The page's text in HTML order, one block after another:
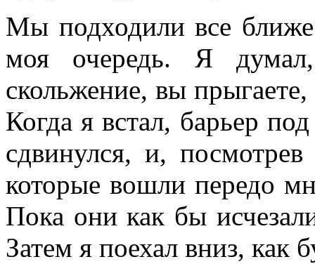
Мы подходили все
моя очередь. Я
скольжение, вы
Когда я встал, барьер
сдвинулся, и,
которые вошли передо
Пока они как бы
Затем я поехал вниз, как